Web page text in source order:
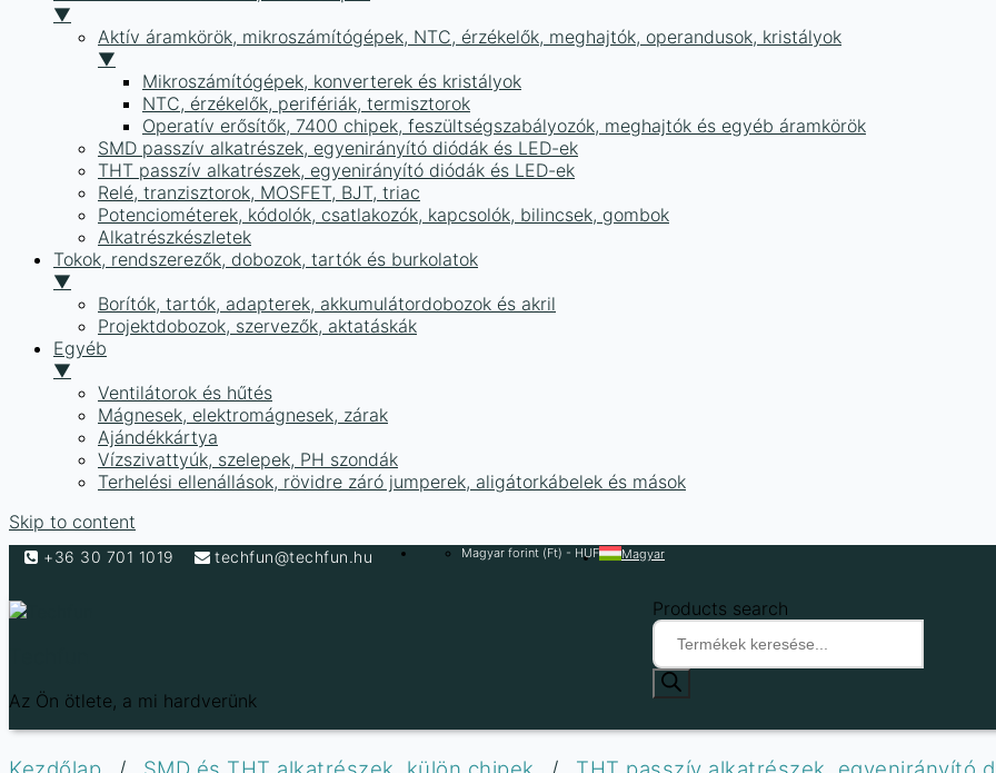
▼
Aktív áramkörök, mikroszámítógépek, NTC, érzékelők, meghajtók, operandusok, kristályok
▼
Mikroszámítógépek, konverterek és kristályok
NTC, érzékelők, perifériák, termisztorok
Operatív erősítők, 7400 chipek, feszültségszabályozók, meghajtók és egyéb áramkörök
SMD passzív alkatrészek, egyenirányító diódák és LED-ek
THT passzív alkatrészek, egyenirányító diódák és LED-ek
Relé, tranzisztorok, MOSFET, BJT, triac
Potenciométerek, kódolók, csatlakozók, kapcsolók, bilincsek, gombok
Alkatrészkészletek
Tokok, rendszerezők, dobozok, tartók és burkolatok
▼
Borítók, tartók, adapterek, akkumulátordobozok és akril
Projektdobozok, szervezők, aktatáskák
Egyéb
▼
Ventilátorok és hűtés
Mágnesek, elektromágnesek, zárak
Ajándékkártya
Vízszivattyúk, szelepek, PH szondák
Terhelési ellenállások, rövidre záró jumperek, aligátorkábelek és mások
Skip to content
+36 30 701 1019 techfun@techfun.hu Magyar forint (Ft) - HUF Magyar
Az Ön ötlete, a mi hardverünk
Products search